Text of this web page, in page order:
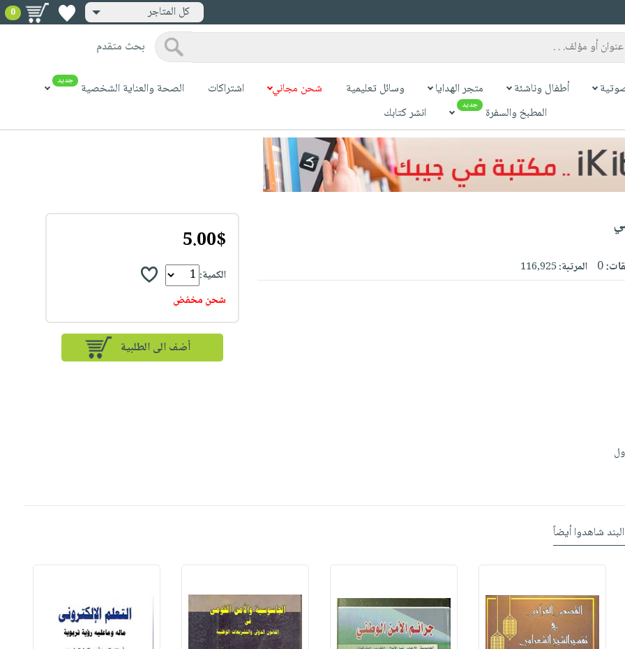
كل المتاجر 0
بحث متقدم
أطفال وناشئة متجر الهدايا وسائل تعليمية شحن مجاني اشتراكات الصحة والعناية الشخصية جديد
المطبخ والسفرة جديد انشر كتابك
0 المرتبة:116,925
5.00$
الكمية:
شحن مخفض
أضف الى الطلبية
شاهدوا أيضاً